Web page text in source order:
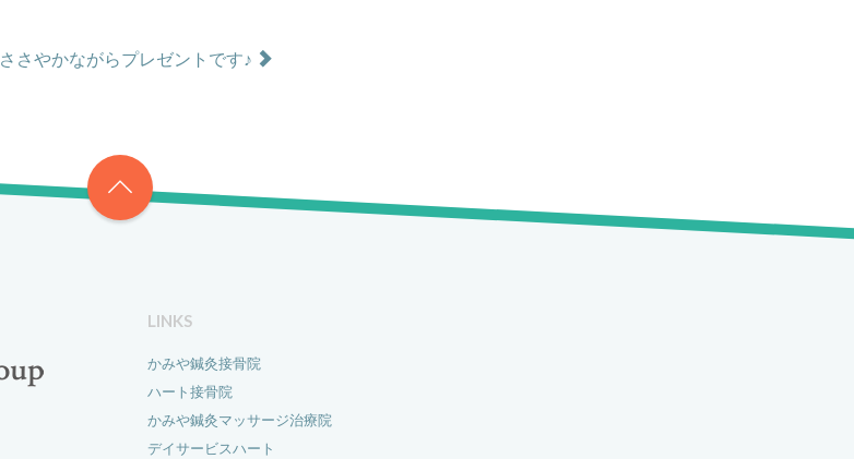
ささやかながらプレゼントです♪
LINKS
かみや鍼灸接骨院
ハート接骨院
かみや鍼灸マッサージ治療院
デイサービスハート